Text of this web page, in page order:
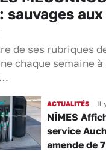
sauvages
de ses rubriques
chaque semaine
ACTUALITÉS Il
NÎMES
service
amende de